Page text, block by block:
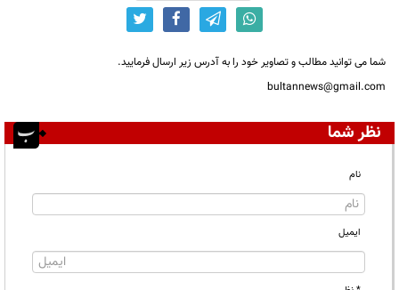
شما می توانید مطالب و تصاویر خود را به آدرس زیر ارسال فرمایید.
bultannews@gmail.com
نظر شما
نام
ایمیل